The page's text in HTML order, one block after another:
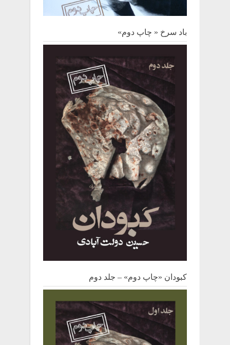
باد سرخ « چاپ دوم»
کبودان «چاپ دوم» – جلد دوم